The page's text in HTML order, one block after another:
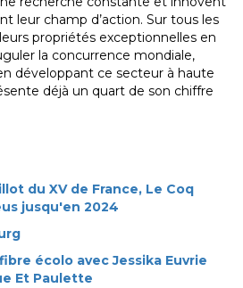
leur champ d’action. Sur tous les
propriétés exceptionnelles en
la concurrence mondiale,
développant ce secteur à haute
déjà un quart de son chiffre
du XV de France, Le Coq
jusqu'en 2024
écolo avec Jessika Euvrie
Et Paulette